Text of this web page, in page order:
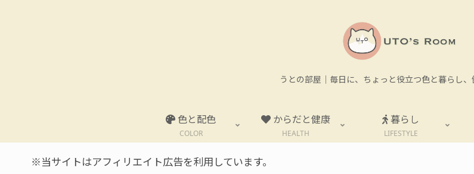
うとの部屋｜毎日に、ちょっと役立つ色と暮らし、
色と配色
COLOR
からだと健康
HEALTH
暮らし
LIFESTYLE
※当サイトはアフィリエイト広告を利用しています。